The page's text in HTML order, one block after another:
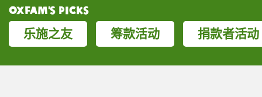
Oxfam’s Picks
乐施之友
筹款活动 捐款者活动